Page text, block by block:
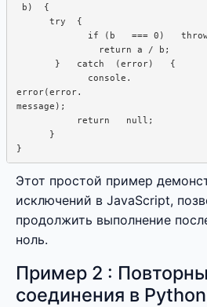
b)  {
      try  {
if (b   === 0)
               return a / b;
       }   catch  (error)   {
             console.
error(error.
message);
           return   null;
      }
Этот простой пример
исключений в JavaScript,
продолжить выполнение
ноль.
Пример 2 :
соединения в Python